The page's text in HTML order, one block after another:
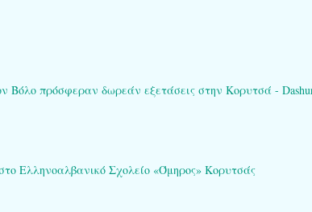
Βόλο πρόσφεραν δωρεάν εξετάσεις στην Κορυτσά -
Ελληνοαλβανικό Σχολείο «Όμηρος» Κορυτσάς